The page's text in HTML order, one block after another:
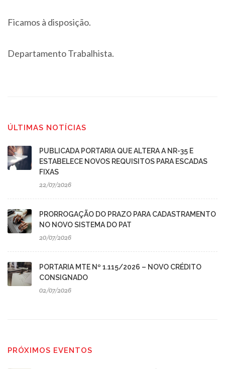
Ficamos à disposição.
Departamento Trabalhista.
ÚLTIMAS NOTÍCIAS
PUBLICADA PORTARIA QUE ALTERA A NR-35 E
ESTABELECE NOVOS REQUISITOS PARA ESCADAS
FIXAS
22/07/2026
PRORROGAÇÃO DO PRAZO PARA CADASTRAMENTO
NO NOVO SISTEMA DO PAT
20/07/2026
PORTARIA MTE Nº 1.115/2026 – NOVO CRÉDITO
CONSIGNADO
02/07/2026
PRÓXIMOS EVENTOS